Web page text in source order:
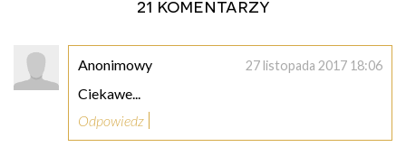
21 komentarzy
Anonimowy 27 listopada 2017 18:06
Ciekawe...
Odpowiedz